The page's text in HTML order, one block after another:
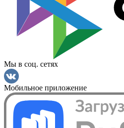
Мы в соц. сетях
Мобильное приложение